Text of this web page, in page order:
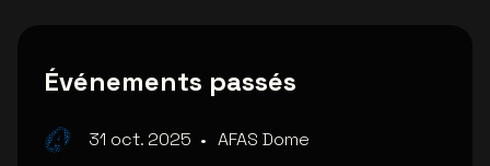
Événements passés
31 oct. 2025 • AFAS Dome